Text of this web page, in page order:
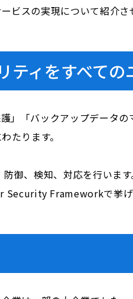
スの実現について紹介さ
ティをすべての
」「バックアップデータ
たります。
御、検知、対応を行います
Frameworkで挙げ